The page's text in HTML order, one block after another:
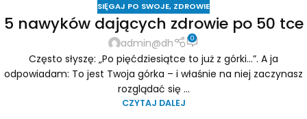
SIĘGAJ PO SWOJE, ZDROWIE
5 nawyków dających zdrowie po 50 tce
admin@dh 0
Często słyszę: „Po pięćdziesiątce to już z górki...”. A ja
odpowiadam: To jest Twoja górka – i właśnie na niej zaczynasz
rozglądać się ...
CZYTAJ DALEJ